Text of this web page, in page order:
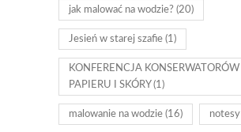
jak malować na wodzie? (20)
Jesień w starej szafie (1)
KONFERENCJA KONSERWATORÓW
PAPIERU I SKÓRY (1)
malowanie na wodzie (16) notesy